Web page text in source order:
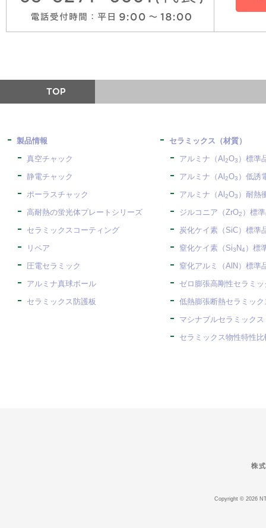
製品情報
真空チャック
静電チャック
ポーラスチャック
高耐熱の蛍光体プレートシリーズ
セラミックスコーティング
リペア
圧電セラミック
アルミナ真球ボール
セラミックス防護板
セラミックス（材質）
アルミナ（Al2O3 ）標準
アルミナ（Al2O3 ）低誘
アルミナ（Al2O3 ）耐熱
ジルコニア（ZrO2 ）標
炭化ケイ素（SiC）標準
窒化ケイ素（Si3N4 ）標
窒化アルミ（AlN）標準
ゼロ膨張高剛性セラミ
低熱膨張断熱セラミッ
マシナブルセラミック
セラミックス物性特性
Copyright © 2026